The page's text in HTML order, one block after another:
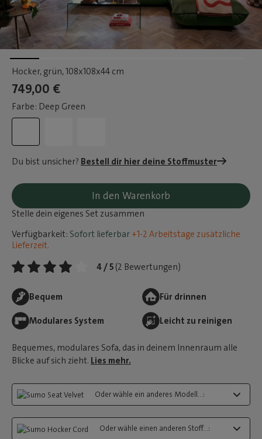
Hocker, grün, 108x108x44 cm
749,00 €
Farbe: Deep Green
Du bist unsicher? Bestell dir hier deine Stoffmuster
In den Warenkorb
Stelle dein eigenes Set zusammen
Verfügbarkeit: Sofort lieferbar +1-2 Arbeitstage zusätzliche
Lieferzeit.
4 / 5 (2 Bewertungen)
Bequem Für drinnen
Modulares System Leicht zu reinigen
Bequemes, modulares Sofa, das in deinem Innenraum alle
Blicke auf sich zieht. Lies mehr.
Oder wähle ein anderes Modell...:
Oder wähle einen anderen Stoff...: